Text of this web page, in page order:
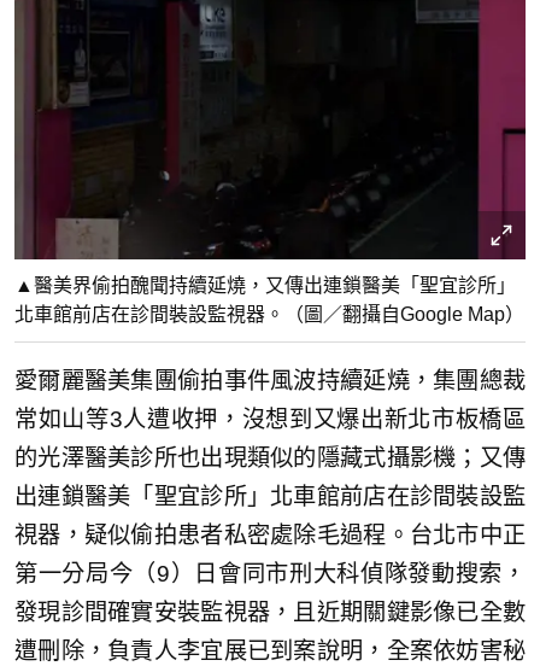
▲醫美界偷拍醜聞持續延燒，又傳出連鎖醫美「聖宜診所」
北車館前店在診間裝設監視器。（圖／翻攝自Google Map）
愛爾麗醫美集團偷拍事件風波持續延燒，集團總裁
常如山等3人遭收押，沒想到又爆出新北市板橋區
的光澤醫美診所也出現類似的隱藏式攝影機；又傳
出連鎖醫美「聖宜診所」北車館前店在診間裝設監
視器，疑似偷拍患者私密處除毛過程。台北市中正
第一分局今（9）日會同市刑大科偵隊發動搜索，
發現診間確實安裝監視器，且近期關鍵影像已全數
遭刪除，負責人李宜展已到案說明，全案依妨害秘